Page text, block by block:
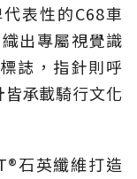
表性的C68車
出專屬視覺識
誌，指針則呼
承載騎行文化
石英纖維打造